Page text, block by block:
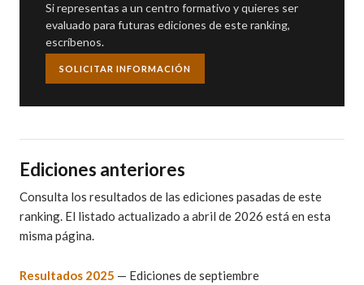
Si representas a un centro formativo y quieres ser
evaluado para futuras ediciones de este ranking,
escríbenos.
SOLICITAR INFORMACIÓN
Ediciones anteriores
Consulta los resultados de las ediciones pasadas de este
ranking. El listado actualizado a abril de 2026 está en esta
misma página.
Resultados 2025 — Ediciones de septiembre